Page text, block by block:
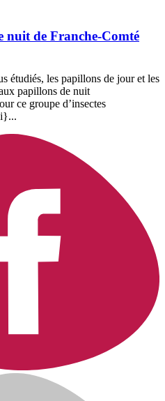
nuit de Franche-Comté
étudiés, les papillons de jour et les
papillons de nuit
ce groupe d’insectes